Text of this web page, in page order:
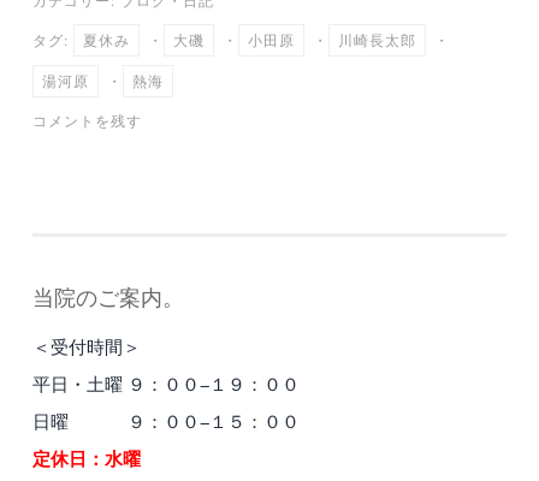
bo
ok
tte
r
ail
a
タグ: 夏休み ・ 大磯 ・ 小田原 ・ 川崎長太郎 ・
湯河原 ・ 熱海
コメントを残す
当院のご案内。
＜受付時間＞
平日・土曜 ９：００−１９：００
日曜 ９：００−１５：００
定休日：水曜